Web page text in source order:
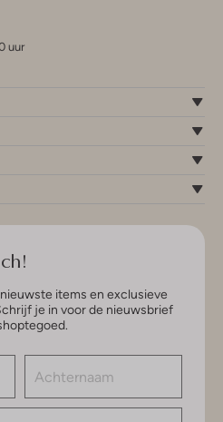
uur
items en exclusieve
je in voor de nieuwsbrief